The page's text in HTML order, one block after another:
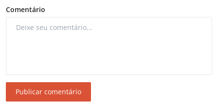
Comentário
Publicar comentário